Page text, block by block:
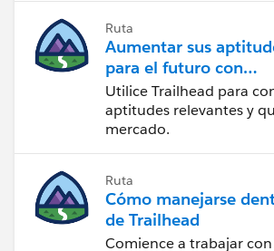
Ruta
Aumentar sus
para el futuro con
Trailhead
Utilice Trailhead para
aptitudes relevantes y
mercado.
Ruta
Cómo manejarse
de Trailhead
Comience a trabajar